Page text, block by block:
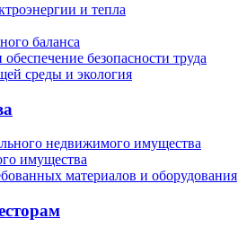
и тепла
баланса
безопасности труда
среды и экология
недвижимого имущества
имущества
материалов и оборудования